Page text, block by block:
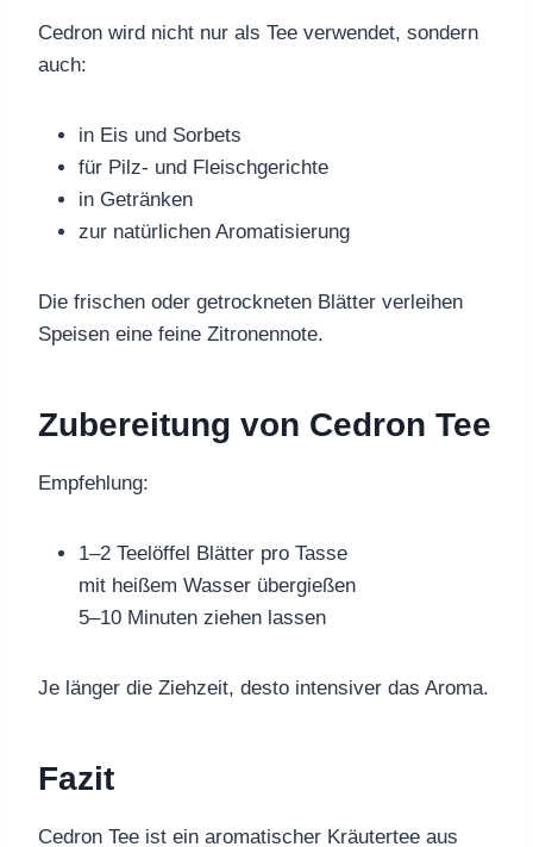
Cedron wird nicht nur als Tee verwendet, sondern
auch:
in Eis und Sorbets
für Pilz- und Fleischgerichte
in Getränken
zur natürlichen Aromatisierung
Die frischen oder getrockneten Blätter verleihen
Speisen eine feine Zitronennote.
Zubereitung von Cedron Tee
Empfehlung:
1–2 Teelöffel Blätter pro Tasse
mit heißem Wasser übergießen
5–10 Minuten ziehen lassen
Je länger die Ziehzeit, desto intensiver das Aroma.
Fazit
Cedron Tee ist ein aromatischer Kräutertee aus